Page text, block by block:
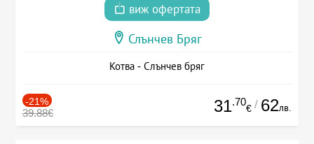
виж офертата
Слънчев Бряг
Котва - Слънчев бряг
-21%
39.88€ 31.70
€ / 62лв.